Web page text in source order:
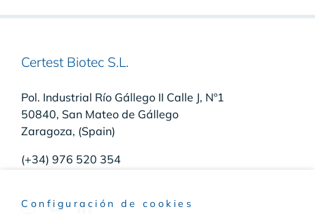
Certest Biotec S.L.
Pol. Industrial Río Gállego II Calle J, Nº1
50840, San Mateo de Gállego
Zaragoza, (Spain)
(+34) 976 520 354
Configuración de cookies